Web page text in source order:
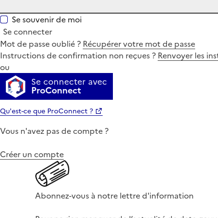
Se souvenir de moi
Se connecter
Mot de passe oublié ? Récupérer votre mot de passe
Instructions de confirmation non reçues ? Renvoyer les
ou
Se connecter avec
ProConnect
Qu'est-ce que ProConnect ?
Vous n'avez pas de compte ?
Créer un compte
Abonnez-vous à notre lettre d'information